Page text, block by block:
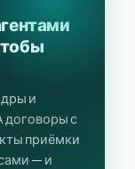
и
договоры с
приёмки
— и